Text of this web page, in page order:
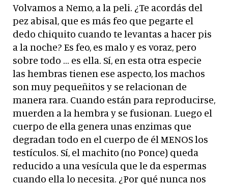
Volvamos a Nemo, a la peli. ¿Te acordás del
pez abisal, que es más feo que pegarte el
dedo chiquito cuando te levantas a hacer pis
a la noche? Es feo, es malo y es voraz, pero
sobre todo … es ella. Sí, en esta otra especie
las hembras tienen ese aspecto, los machos
son muy pequeñitos y se relacionan de
manera rara. Cuando están para reproducirse,
muerden a la hembra y se fusionan. Luego el
cuerpo de ella genera unas enzimas que
degradan todo en el cuerpo de él MENOS los
testículos. Sí, el machito (no Ponce) queda
reducido a una vesícula que le da espermas
cuando ella lo necesita. ¿Por qué nunca nos